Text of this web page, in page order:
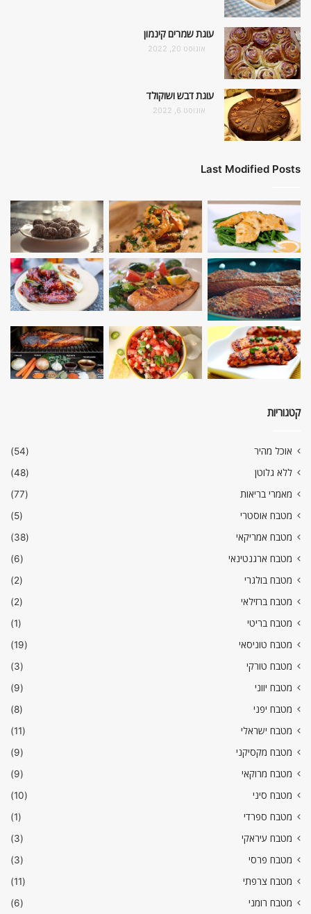
עוגת שמרים קינמון
אוגוסט 20, 2022
עוגת דבש ושוקולד
אוגוסט 6, 2022
Last Modified Posts
קטגוריות
אוכל מהיר
(54)
ללא גלוטן
(48)
מאמרי בריאות
(77)
מטבח אוסטרי
(5)
מטבח אמריקאי
(38)
מטבח ארגנטינאי
(6)
מטבח בולגרי
(2)
מטבח ברזילאי
(2)
מטבח בריטי
(1)
מטבח טוניסאי
(19)
מטבח טורקי
(3)
מטבח יווני
(9)
מטבח יפני
(8)
מטבח ישראלי
(11)
מטבח מקסיקני
(9)
מטבח מרוקאי
(9)
מטבח סיני
(10)
מטבח ספרדי
(1)
מטבח עיראקי
(3)
מטבח פרסי
(3)
מטבח צרפתי
(11)
מטבח רומני
(6)